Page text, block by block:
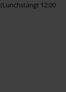
12:00